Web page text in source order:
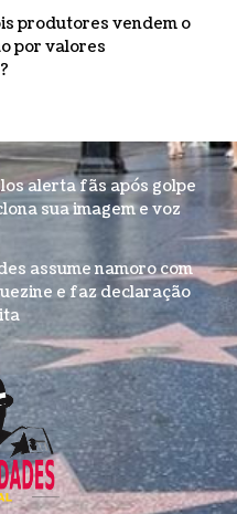
produtores vendem o
por valores
alerta fãs após golpe
sua imagem e voz
assume namoro com
e faz declaração